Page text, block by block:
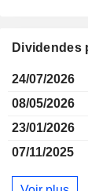
Dividendes
24/07/2026
08/05/2026
23/01/2026
07/11/2025